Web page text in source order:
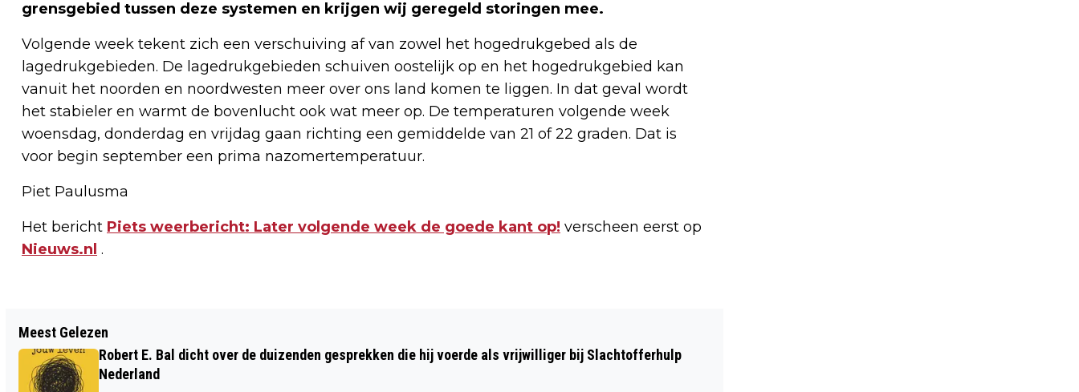
grensgebied tussen deze systemen en krijgen wij geregeld storingen mee.
Volgende week tekent zich een verschuiving af van zowel het hogedrukgebed als de
lagedrukgebieden. De lagedrukgebieden schuiven oostelijk op en het hogedrukgebied kan
vanuit het noorden en noordwesten meer over ons land komen te liggen. In dat geval wordt
het stabieler en warmt de bovenlucht ook wat meer op. De temperaturen volgende week
woensdag, donderdag en vrijdag gaan richting een gemiddelde van 21 of 22 graden. Dat is
voor begin september een prima nazomertemperatuur.
Piet Paulusma
Het bericht Piets weerbericht: Later volgende week de goede kant op! verscheen eerst op
Nieuws.nl .
LEER JEZELF TE ONDERSCHEIDEN
TIJDENS SOLLICITATIE
TEGEN WIZARDS OF BOZ
Meest Gelezen
Robert E. Bal dicht over de duizenden gesprekken die hij voerde als vrijwilliger bij Slachtofferhulp
Nederland